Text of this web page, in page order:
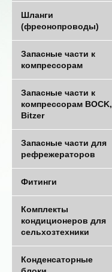
Шланги
(фреонопроводы)
Запасные части к
компрессорам
Запасные части к
компрессорам BOCK,
Bitzer
Запасные части для
рефрежераторов
Фитинги
Комплекты
кондиционеров для
сельхозтехники
Конденсаторные